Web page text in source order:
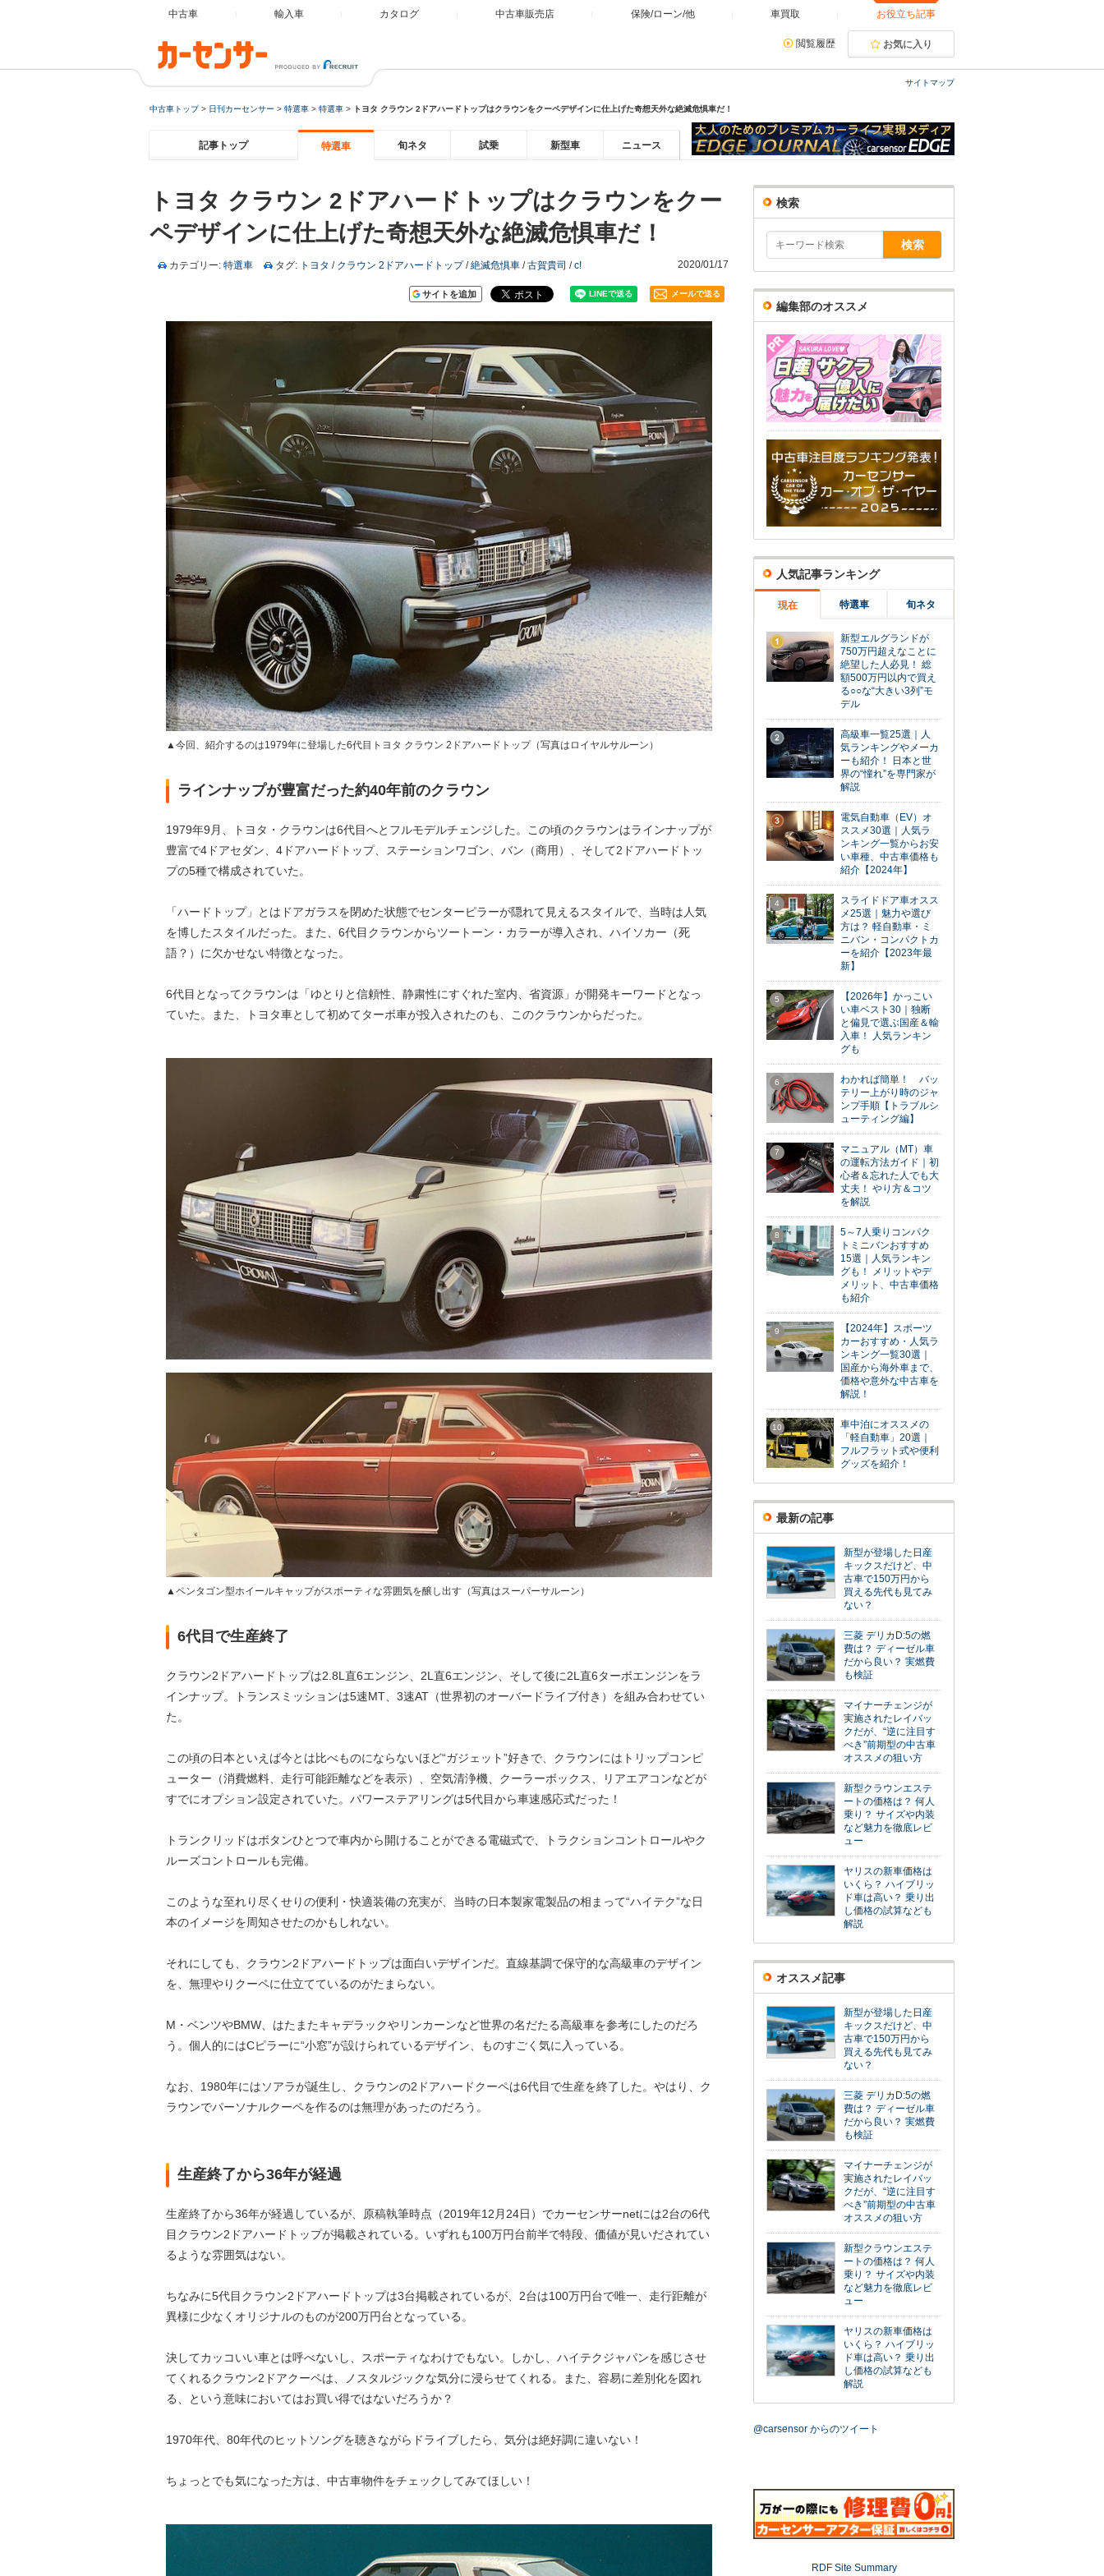
中古車 輸入車 カタログ 中古車販売店 保険/ローン/他 車買取 お役立ち記事
閲覧履歴 お気に入り
サイトマップ
中古車トップ> 日刊カーセンサー > 特選車 > 特選車 > トヨタ クラウン 2ドアハードトップはクラウンをクーペデザインに仕上げた奇想天外な絶滅危惧車だ！
記事トップ 特選車 旬ネタ 試乗 新型車 ニュース
トヨタ クラウン 2ドアハードトップはクラウンをクー
ペデザインに仕上げた奇想天外な絶滅危惧車だ！
カテゴリー: 特選車 タグ: トヨタ / クラウン 2ドアハードトップ/絶滅危惧車 /古賀貴司 /c! 2020/01/17
サイトを追加 メールで送る
▲今回、紹介するのは1979年に登場した6代目トヨタ クラウン 2ドアハードトップ（写真はロイヤルサルーン）
ラインナップが豊富だった約40年前のクラウン
1979年9月、トヨタ・クラウンは6代目へとフルモデルチェンジした。この頃のクラウンはラインナップが
豊富で4ドアセダン、4ドアハードトップ、ステーションワゴン、バン（商用）、そして2ドアハードトッ
プの5種で構成されていた。
「ハードトップ」とはドアガラスを閉めた状態でセンターピラーが隠れて見えるスタイルで、当時は人気
を博したスタイルだった。また、6代目クラウンからツートーン・カラーが導入され、ハイソカー（死
語？）に欠かせない特徴となった。
6代目となってクラウンは「ゆとりと信頼性、静粛性にすぐれた室内、省資源」が開発キーワードとなっ
ていた。また、トヨタ車として初めてターボ車が投入されたのも、このクラウンからだった。
▲ペンタゴン型ホイールキャップがスポーティな雰囲気を醸し出す（写真はスーパーサルーン）
6代目で生産終了
クラウン2ドアハードトップは2.8L直6エンジン、2L直6エンジン、そして後に2L直6ターボエンジンをラ
インナップ。トランスミッションは5速MT、3速AT（世界初のオーバードライブ付き）を組み合わせてい
た。
この頃の日本といえば今とは比べものにならないほど“ガジェット”好きで、クラウンにはトリップコンピ
ューター（消費燃料、走行可能距離などを表示）、空気清浄機、クーラーボックス、リアエアコンなどが
すでにオプション設定されていた。パワーステアリングは5代目から車速感応式だった！
トランクリッドはボタンひとつで車内から開けることができる電磁式で、トラクションコントロールやク
ルーズコントロールも完備。
このような至れり尽くせりの便利・快適装備の充実が、当時の日本製家電製品の相まって“ハイテク”な日
本のイメージを周知させたのかもしれない。
それにしても、クラウン2ドアハードトップは面白いデザインだ。直線基調で保守的な高級車のデザイン
を、無理やりクーペに仕立てているのがたまらない。
M・ベンツやBMW、はたまたキャデラックやリンカーンなど世界の名だたる高級車を参考にしたのだろ
う。個人的にはCピラーに“小窓”が設けられているデザイン、ものすごく気に入っている。
なお、1980年にはソアラが誕生し、クラウンの2ドアハードクーペは6代目で生産を終了した。やはり、ク
ラウンでパーソナルクーペを作るのは無理があったのだろう。
生産終了から36年が経過
生産終了から36年が経過しているが、原稿執筆時点（2019年12月24日）でカーセンサーnetには2台の6代
目クラウン2ドアハードトップが掲載されている。いずれも100万円台前半で特段、価値が見いだされてい
るような雰囲気はない。
ちなみに5代目クラウン2ドアハードトップは3台掲載されているが、2台は100万円台で唯一、走行距離が
異様に少なくオリジナルのものが200万円台となっている。
決してカッコいい車とは呼べないし、スポーティなわけでもない。しかし、ハイテクジャパンを感じさせ
てくれるクラウン2ドアクーペは、ノスタルジックな気分に浸らせてくれる。また、容易に差別化を図れ
る、という意味においてはお買い得ではないだろうか？
1970年代、80年代のヒットソングを聴きながらドライブしたら、気分は絶好調に違いない！
ちょっとでも気になった方は、中古車物件をチェックしてみてほしい！
検索
編集部のオススメ
人気記事ランキング
現在 特選車 旬ネタ
1
新型エルグランドが
750万円超えなことに
絶望した人必見！ 総
額500万円以内で買え
る○○な“大きい3列”モ
デル
2
高級車一覧25選｜人
気ランキングやメーカ
ーも紹介！ 日本と世
界の“憧れ”を専門家が
解説
3
電気自動車（EV）オ
ススメ30選｜人気ラ
ンキング一覧からお安
い車種、中古車価格も
紹介【2024年】
4
スライドドア車オスス
メ25選｜魅力や選び
方は？ 軽自動車・ミ
ニバン・コンパクトカ
ーを紹介【2023年最
新】
5
【2026年】かっこい
い車ベスト30｜独断
と偏見で選ぶ国産＆輸
入車！ 人気ランキン
グも
6
わかれば簡単！ バッ
テリー上がり時のジャ
ンプ手順【トラブルシ
ューティング編】
7
マニュアル（MT）車
の運転方法ガイド｜初
心者＆忘れた人でも大
丈夫！ やり方＆コツ
を解説
8
5～7人乗りコンパク
トミニバンおすすめ
15選｜人気ランキン
グも！ メリットやデ
メリット、中古車価格
も紹介
9
【2024年】スポーツ
カーおすすめ・人気ラ
ンキング一覧30選｜
国産から海外車まで、
価格や意外な中古車を
解説！
10
車中泊にオススメの
「軽自動車」20選｜
フルフラット式や便利
グッズを紹介！
最新の記事
新型が登場した日産
キックスだけど、中
古車で150万円から
買える先代も見てみ
ない？
三菱 デリカD:5の燃
費は？ ディーゼル車
だから良い？ 実燃費
も検証
マイナーチェンジが
実施されたレイバッ
クだが、“逆に注目す
べき”前期型の中古車
オススメの狙い方
新型クラウンエステ
ートの価格は？ 何人
乗り？ サイズや内装
など魅力を徹底レビ
ュー
ヤリスの新車価格は
いくら？ ハイブリッ
ド車は高い？ 乗り出
し価格の試算なども
解説
オススメ記事
新型が登場した日産
キックスだけど、中
古車で150万円から
買える先代も見てみ
ない？
三菱 デリカD:5の燃
費は？ ディーゼル車
だから良い？ 実燃費
も検証
マイナーチェンジが
実施されたレイバッ
クだが、“逆に注目す
べき”前期型の中古車
オススメの狙い方
新型クラウンエステ
ートの価格は？ 何人
乗り？ サイズや内装
など魅力を徹底レビ
ュー
ヤリスの新車価格は
いくら？ ハイブリッ
ド車は高い？ 乗り出
し価格の試算なども
解説
@carsensor からのツイート
RDF Site Summary